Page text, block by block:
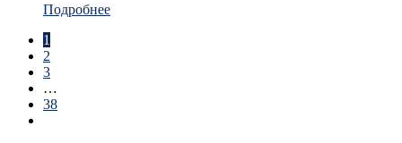
Подробнее
1
2
3
…
38